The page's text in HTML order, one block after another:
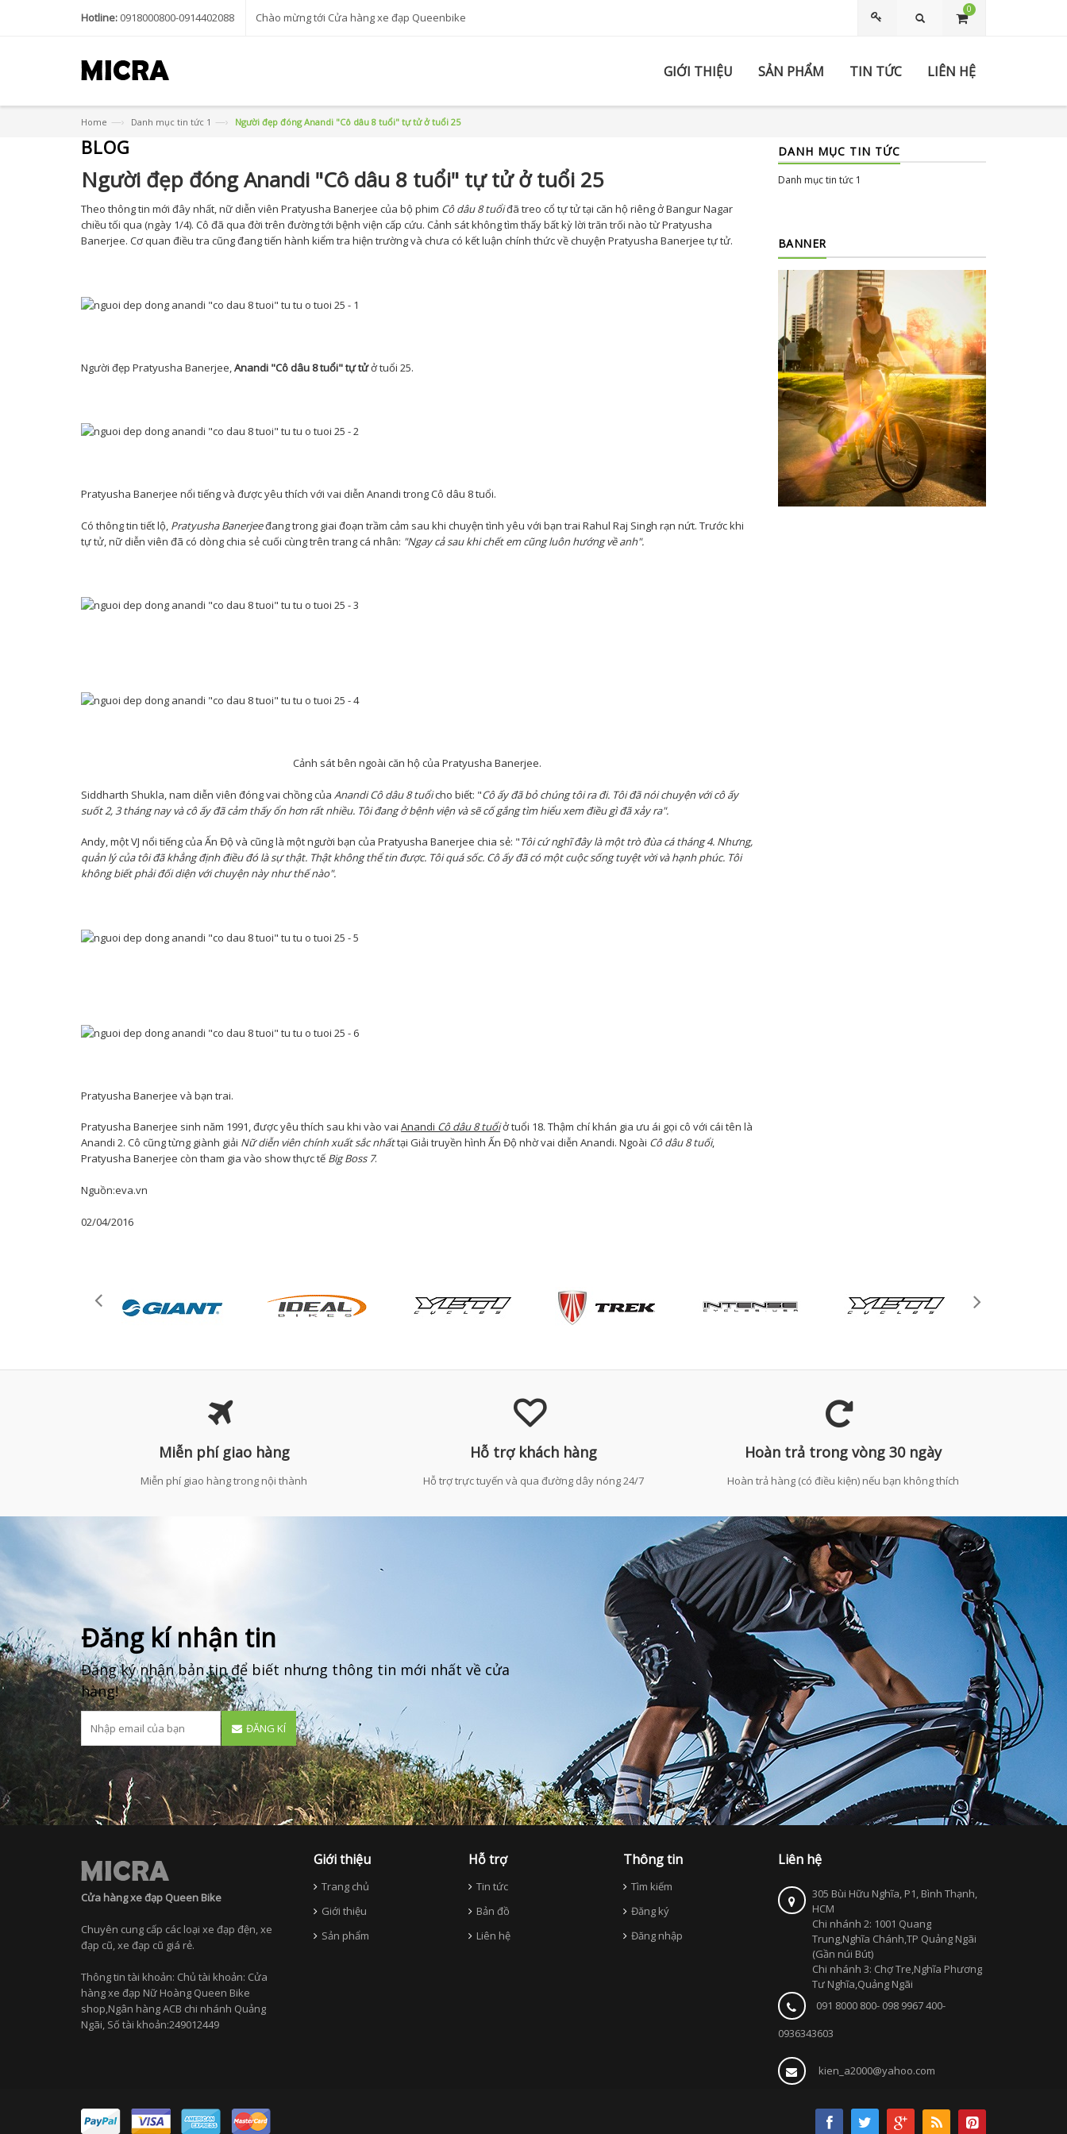
Hotline: 0918000800-0914402088 Chào mừng tới Cửa hàng xe đạp Queenbike
0
Tìm kiếm
GIỚI THIỆU SẢN PHẨM TIN TỨC LIÊN HỆ
Home —› Danh mục tin tức 1 —› Người đẹp đóng Anandi "Cô dâu 8 tuổi" tự tử ở tuổi 25
BLOG
Người đẹp đóng Anandi "Cô dâu 8 tuổi" tự tử ở tuổi 25
Theo thông tin mới đây nhất, nữ diễn viên Pratyusha Banerjee của bộ phim Cô dâu 8 tuổiđã treo cổ tự tử tại căn hộ riêng ở Bangur Nagar
chiều tối qua (ngày 1/4). Cô đã qua đời trên đường tới bệnh viện cấp cứu. Cảnh sát không tìm thấy bất kỳ lời trăn trối nào từ Pratyusha
Banerjee. Cơ quan điều tra cũng đang tiến hành kiểm tra hiện trường và chưa có kết luận chính thức về chuyện Pratyusha Banerjee tự tử.
Người đẹp Pratyusha Banerjee, Anandi "Cô dâu 8 tuổi" tự tửở tuổi 25.
Pratyusha Banerjee nổi tiếng và được yêu thích với vai diễn Anandi trong Cô dâu 8 tuổi.
Có thông tin tiết lộ, Pratyusha Banerjeeđang trong giai đoạn trầm cảm sau khi chuyện tình yêu với bạn trai Rahul Raj Singh rạn nứt. Trước khi
tự tử, nữ diễn viên đã có dòng chia sẻ cuối cùng trên trang cá nhân: "Ngay cả sau khi chết em cũng luôn hướng về anh".
Cảnh sát bên ngoài căn hộ của Pratyusha Banerjee.
Siddharth Shukla, nam diễn viên đóng vai chồng của Anandi Cô dâu 8 tuổicho biết: "Cô ấy đã bỏ chúng tôi ra đi. Tôi đã nói chuyện với cô ấy
suốt 2, 3 tháng nay và cô ấy đã cảm thấy ổn hơn rất nhiều. Tôi đang ở bệnh viện và sẽ cố gắng tìm hiểu xem điều gì đã xảy ra".
Andy, một VJ nổi tiếng của Ấn Độ và cũng là một người bạn của Pratyusha Banerjee chia sẻ: "Tôi cứ nghĩ đây là một trò đùa cá tháng 4. Nhưng,
quản lý của tôi đã khẳng định điều đó là sự thật. Thật không thể tin được. Tôi quá sốc. Cô ấy đã có một cuộc sống tuyệt vời và hạnh phúc. Tôi
không biết phải đối diện với chuyện này như thế nào".
Pratyusha Banerjee và bạn trai.
Pratyusha Banerjee sinh năm 1991, được yêu thích sau khi vào vai Anandi Cô dâu 8 tuổiở tuổi 18. Thậm chí khán gia ưu ái gọi cô với cái tên là
Anandi 2. Cô cũng từng giành giải Nữ diễn viên chính xuất sắc nhấttại Giải truyền hình Ấn Độ nhờ vai diễn Anandi. Ngoài Cô dâu 8 tuổi,
Pratyusha Banerjee còn tham gia vào show thực tế Big Boss 7.
Nguồn:eva.vn
02/04/2016
DANH MỤC TIN TỨC
Danh mục tin tức 1
BANNER
Miễn phí giao hàng
Miễn phí giao hàng trong nội thành
Hỗ trợ khách hàng
Hỗ trợ trực tuyến và qua đường dây nóng 24/7
Hoàn trả trong vòng 30 ngày
Hoàn trả hàng (có điều kiện) nếu bạn không thích
Đăng kí nhận tin
Đăng ký nhận bản tin để biết nhưng thông tin mới nhất về cửa
hàng!
ĐĂNG KÍ
Cửa hàng xe đạp Queen Bike
Chuyên cung cấp các loại xe đạp đện, xe
đạp cũ, xe đạp cũ giá rẻ.
Thông tin tài khoản: Chủ tài khoản: Cửa
hàng xe đạp Nữ Hoàng Queen Bike
shop,Ngân hàng ACB chi nhánh Quảng
Ngãi, Số tài khoản:249012449
Giới thiệu
Trang chủ
Giới thiệu
Sản phẩm
Hỗ trợ
Tin tức
Bản đồ
Liên hệ
Thông tin
Tìm kiếm
Đăng ký
Đăng nhập
Liên hệ
305 Bùi Hữu Nghĩa, P1, Bình Thạnh,
HCM
Chi nhánh 2: 1001 Quang
Trung,Nghĩa Chánh,TP Quảng Ngãi
(Gần núi Bút)
Chi nhánh 3: Chợ Tre,Nghĩa Phương
Tư Nghĩa,Quảng Ngãi
091 8000 800- 098 9967 400-
0936343603
kien_a2000@yahoo.com